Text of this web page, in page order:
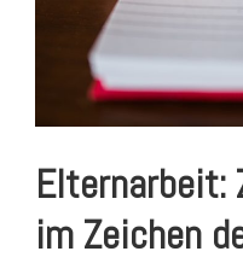
Elternarbeit:
im Zeichen